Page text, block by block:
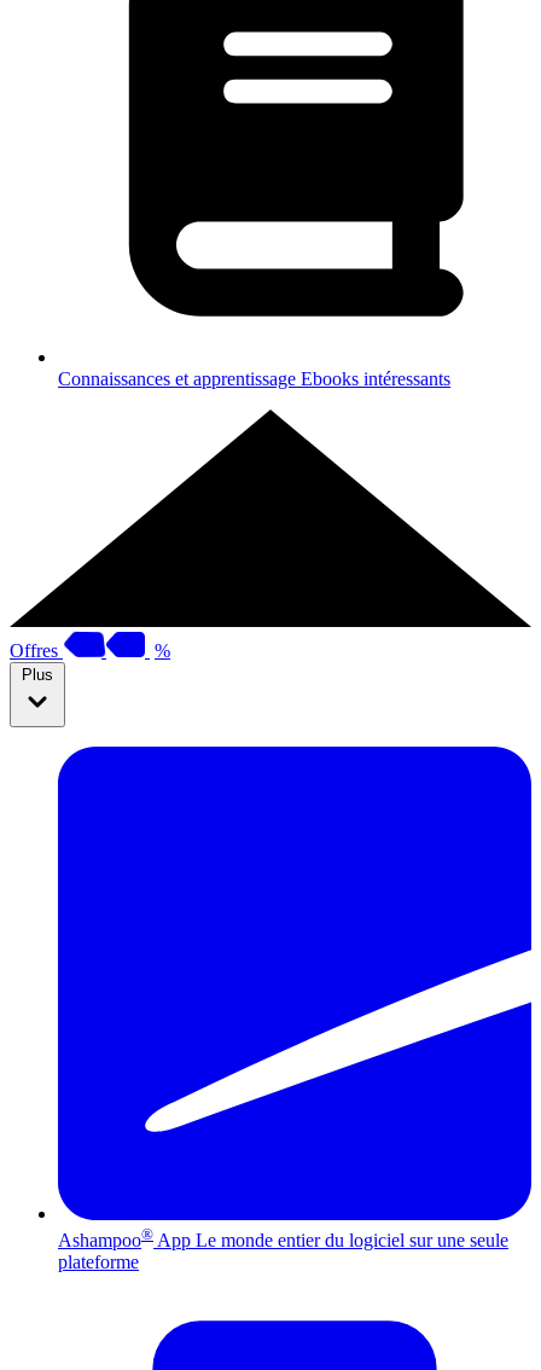
Connaissances et apprentissage Ebooks intéressants
Offres %
Plus
Ashampoo® App Le monde entier du logiciel sur une seule
plateforme